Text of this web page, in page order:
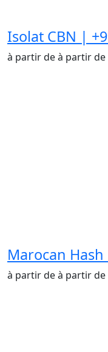
Isolat CBN |
à partir deà partir de
Marocan
à partir deà partir de